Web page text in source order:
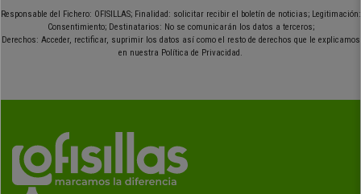
Responsable del Fichero: OFISILLAS; Finalidad: solicitar recibir el boletín de noticias; Legitimación:
Consentimiento; Destinatarios: No se comunicarán los datos a terceros;
Derechos: Acceder, rectificar, suprimir los datos así como el resto de derechos que le explicamos
en nuestra Política de Privacidad.